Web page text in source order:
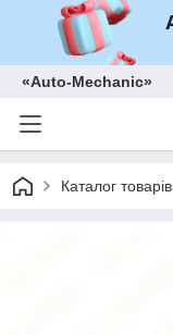
«Auto-Mechanic»
Каталог товарів